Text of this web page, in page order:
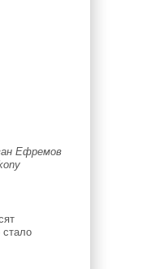
Ефремов
стало